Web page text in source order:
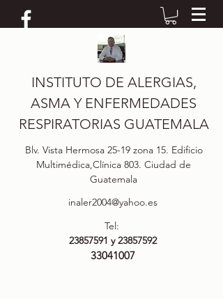
INSTITUTO DE ALERGIAS,
ASMA Y ENFERMEDADES
RESPIRATORIAS GUATEMALA
Blv. Vista Hermosa 25-19 zona 15. Edificio
Multimédica,Clínica 803. Ciudad de
Guatemala
inaler2004@yahoo.es
Tel:
23857591 y23857592
33041007